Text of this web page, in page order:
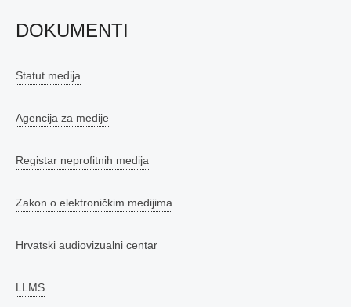
DOKUMENTI
Statut medija
Agencija za medije
Registar neprofitnih medija
Zakon o elektroničkim medijima
Hrvatski audiovizualni centar
LLMS